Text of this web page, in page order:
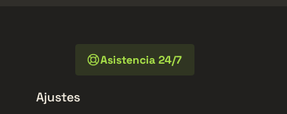
Asistencia 24/7
Ajustes